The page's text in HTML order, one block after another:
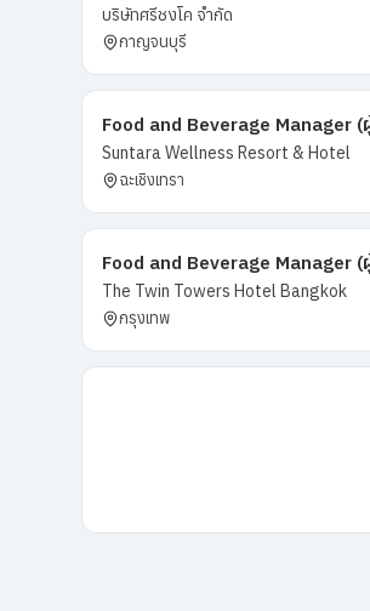
บริษัทศรีชงโค จำกัด
กาญจนบุรี
Food and Beverage Manager (
Suntara Wellness Resort & Hotel
ฉะเชิงเทรา
Food and Beverage Manager (
The Twin Towers Hotel Bangkok
กรุงเทพ